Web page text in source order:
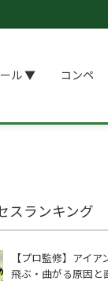
ール ▼ コンペ
スランキング
【プロ監修】アイア
飛ぶ・曲がる原因と